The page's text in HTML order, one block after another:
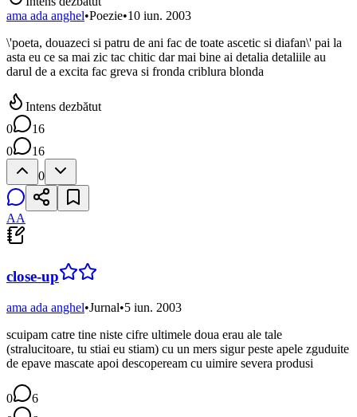
ama ada anghel•Poezie•10 iun. 2003
\'poeta, douazeci si patru de ani fac de toate ascetic si diafan\' pai la
asta eu ce sa mai zic tac chitic dar mai bine ai detalia detaliile au
darul de a excita fac greva si fronda criblura blonda
Intens dezbătut
0
16
0
16
0
AA
close-up
ama ada anghel•Jurnal•5 iun. 2003
scuipam catre tine niste cifre ultimele doua erau ale tale
(stralucitoare, tu stiai eu stiam) cu un mers sigur peste apele zguduite
de epave mascate apoi descopeream cu uimire severa produsi
0
6